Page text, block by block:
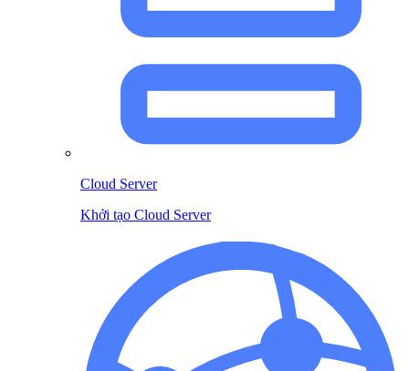
Cloud Server
Khởi tạo Cloud Server